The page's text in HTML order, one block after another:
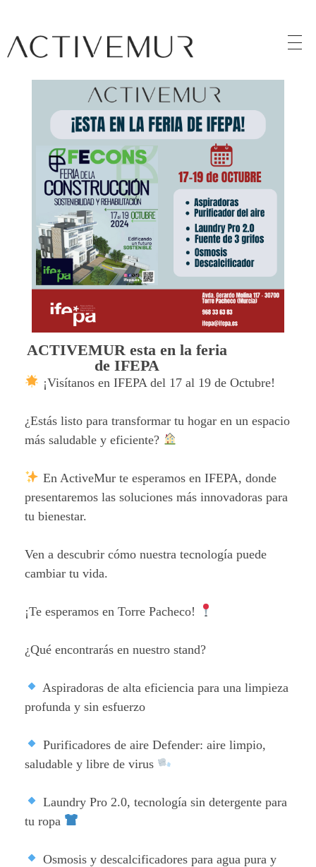
ACTIVEMUR esta en la feria
de IFEPA
¡Visítanos en IFEPA del 17 al 19 de Octubre!
¿Estás listo para transformar tu hogar en un espacio
más saludable y eficiente?
En ActiveMur te esperamos en IFEPA, donde
presentaremos las soluciones más innovadoras para
tu bienestar.
Ven a descubrir cómo nuestra tecnología puede
cambiar tu vida.
¡Te esperamos en Torre Pacheco!
¿Qué encontrarás en nuestro stand?
Aspiradoras de alta eficiencia para una limpieza
profunda y sin esfuerzo
Purificadores de aire Defender: aire limpio,
saludable y libre de virus
Laundry Pro 2.0, tecnología sin detergente para
tu ropa
Osmosis y descalcificadores para agua pura y